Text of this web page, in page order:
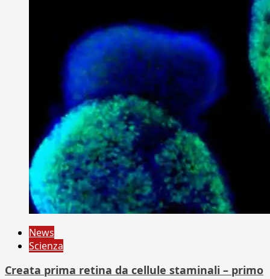
News
Scienza
Creata prima retina da cellule staminali – primo